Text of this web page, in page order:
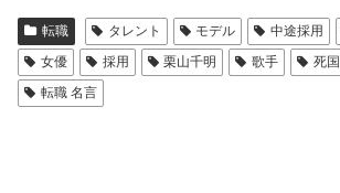
転職 タレント モデル 中途採用
女優
採用 栗山千明 歌手 死国
転職 名言